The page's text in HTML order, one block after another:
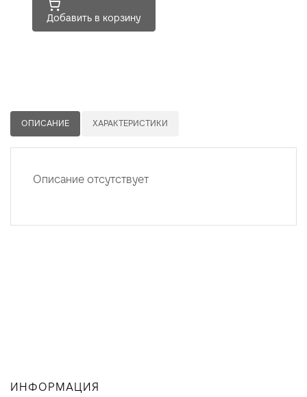
Добавить в корзину
ОПИСАНИЕ ХАРАКТЕРИСТИКИ
Описание отсутствует
ИНФОРМАЦИЯ